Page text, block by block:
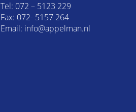
Tel: 072 – 5123 229
Fax: 072- 5157 264
Email: info@appelman.nl